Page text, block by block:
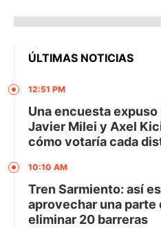
ÚLTIMAS NOTICIAS
12:51 PM
Una encuesta
Javier Milei y Axel
cómo votaría cada
10:10 AM
Tren Sarmiento: así
aprovechar una
eliminar 20 barreras